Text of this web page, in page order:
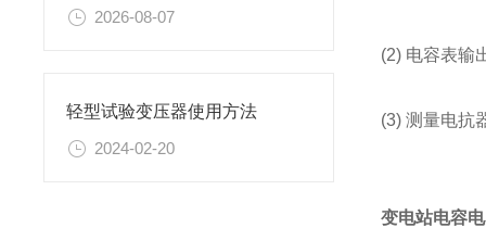
2026-08-07
轻型试验变压器使用方法
2024-02-20
(2) 电容表输
(3) 测量电抗
变电站电容